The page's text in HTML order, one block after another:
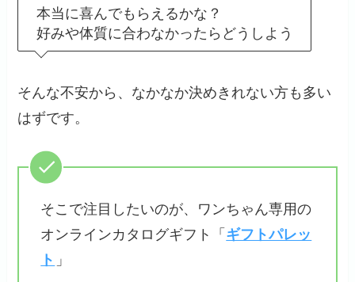
本当に喜んでもらえるかな？
好みや体質に合わなかったらどうしよう
そんな不安から、なかなか決めきれない方も多い
はずです。
そこで注目したいのが、ワンちゃん専用の
オンラインカタログギフト「 ギフトパレッ
ト 」